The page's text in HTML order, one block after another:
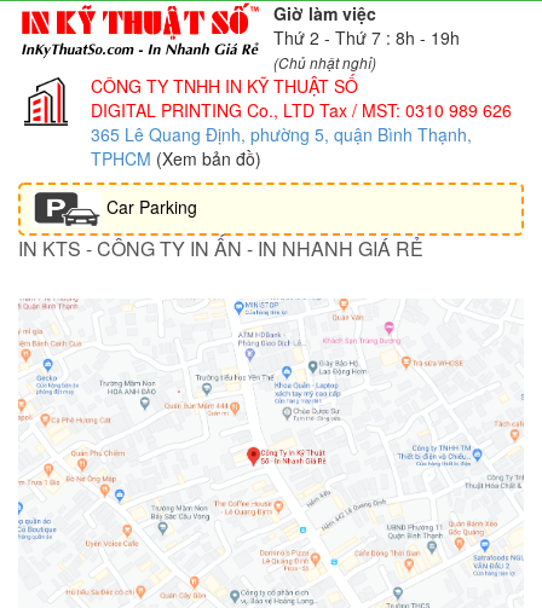
Giờ làm việc
Thứ 2 - Thứ 7 : 8h - 19h
(Chủ nhật nghỉ)
CÔNG TY TNHH IN KỸ THUẬT SỐ
DIGITAL PRINTING Co., LTD Tax / MST: 0310 989 626
365 Lê Quang Định, phường 5, quận Bình Thạnh,
TPHCM (Xem bản đồ)
Car Parking
IN KTS - CÔNG TY IN ẤN - IN NHANH GIÁ RẺ